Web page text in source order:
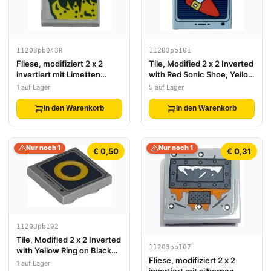
11203pb043R
Fliese, modifiziert 2 x 2
invertiert mit Limetten
Schleim Muster Modell
Set 40336
1 auf Lager
In den Warenkorb
11203pb101
Tile, Modified 2 x 2 Inverted
with Red Sonic Shoe, Yellow
Buckle and White Sock on
Screen with Buttons
Pattern
5 auf Lager
In den Warenkorb
€ 0,50
Nur noch 1
11203pb102
Tile, Modified 2 x 2 Inverted
with Yellow Ring on Black
and Dark Blue Striped
1 auf Lager
€ 0,31
Nur noch 1
11203pb107
Fliese, modifiziert 2 x 2